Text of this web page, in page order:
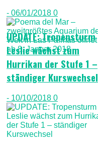
- 06/01/2018 0
UPDATE: Tropensturm
Leslie wächst zum
Hurrikan der Stufe 1 –
ständiger Kurswechsel
- 10/10/2018 0